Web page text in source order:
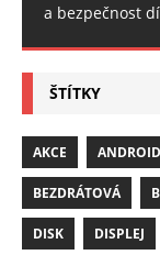
a bezpečnost
ŠTÍTKY
AKCE ANDROID
BEZDRÁTOVÁ
DISK DISPLEJ